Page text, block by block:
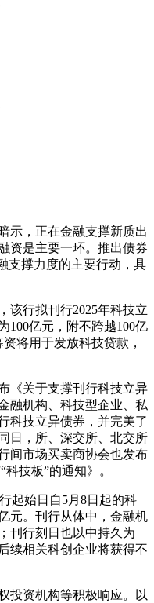
，正在金融支撑新质出
资是主要一环。推出债券
支撑力度的主要行动，具
行拟刊行2025年科技立
100亿元，附不跨越100亿
将用于发放科技贷款，
关于支撑刊行科技立异
融机构、科技型企业、私
科技立异债券，并完美了
日，所、深交所、北交所
间市场买卖商协会也发布
技板”的通知》。
始日自5月8日起的科
元。刊行从体中，金融机
刊行刻日也以中持久为
续相关科创企业将获得不
资机构等积极响应。以